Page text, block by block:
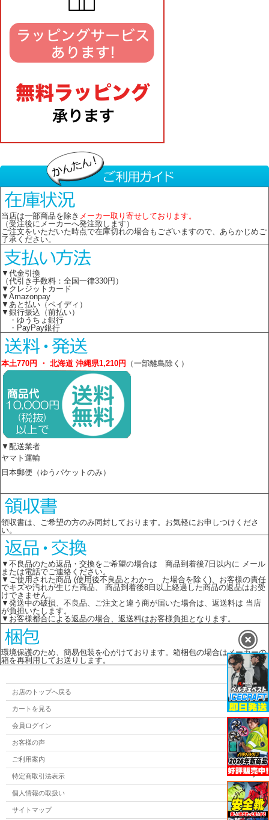
当店は一部商品を除き メーカー取り寄せしております。
（受注後にメーカーへ発注致します）
ご注文をいただいた時点で在庫切れの場合もございますので、あらかじめご
了承ください。
▼代金引換
（代引き手数料：全国一律330円）
▼クレジットカード
▼Amazonpay
▼あと払い（ペイディ）
▼銀行振込（前払い）
・ゆうちょ銀行
・PayPay銀行
本土770円 ・ 北海道 沖縄県1,210円 （一部離島除く）
▼配送業者
ヤマト運輸
日本郵便（ゆうパケットのみ）
領収書は、ご希望の方のみ同封しております。お気軽にお申しつけくださ
い。
▼不良品のため返品・交換をご希望の場合は 商品到着後7日以内に メール
または電話でご連絡ください。
▼ご使用された商品 (使用後不良品とわかっ た場合を除く)、お客様の責任
でキズや汚れが生じた商品、 商品到着後8日以上経過した商品の返品はお受
けできません。
▼発送中の破損、不良品、ご注文と違う商が届いた場合は、返送料は 当店
が負担いたします。
▼お客様都合による返品の場合、返送料はお客様負担となります。
環境保護のため、簡易包装を心がけております。箱梱包の場合はメーカーの
箱を再利用してお送りします。
お店のトップへ戻る
カートを見る
会員ログイン
お客様の声
ご利用案内
特定商取引法表示
個人情報の取扱い
サイトマップ